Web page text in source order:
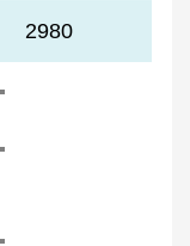
2980